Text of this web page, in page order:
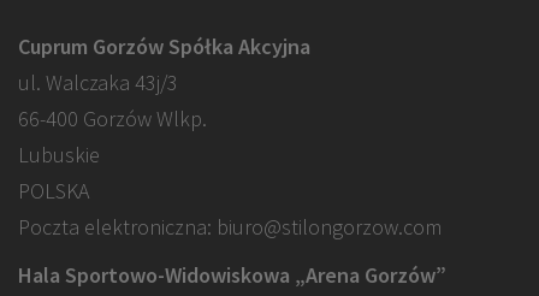
Cuprum Gorzów Spółka Akcyjna
ul. Walczaka 43j/3
66-400 Gorzów Wlkp.
Lubuskie
POLSKA
Poczta elektroniczna: biuro@stilongorzow.com
Hala Sportowo-Widowiskowa „Arena Gorzów”